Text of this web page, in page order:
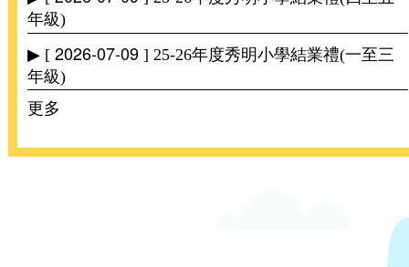
年級)
▶ [2026-07-09 ] 25-26年度秀明小學結業禮(一至三
年級)
更多